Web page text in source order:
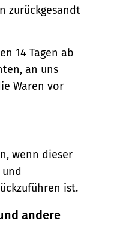
zurückgesandt
14 Tagen ab
an uns
Waren vor
wenn dieser
ist.
andere